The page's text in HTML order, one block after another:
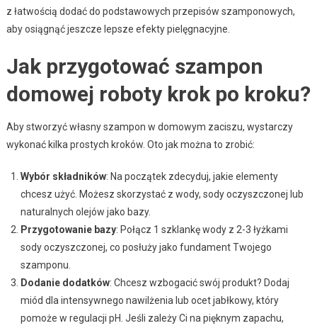
z łatwością dodać do podstawowych przepisów szamponowych,
aby osiągnąć jeszcze lepsze efekty pielęgnacyjne.
Jak przygotować szampon
domowej roboty krok po kroku?
Aby stworzyć własny szampon w domowym zaciszu, wystarczy
wykonać kilka prostych kroków. Oto jak można to zrobić:
Wybór składników: Na początek zdecyduj, jakie elementy
chcesz użyć. Możesz skorzystać z wody, sody oczyszczonej lub
naturalnych olejów jako bazy.
Przygotowanie bazy: Połącz 1 szklankę wody z 2-3 łyżkami
sody oczyszczonej, co posłuży jako fundament Twojego
szamponu.
Dodanie dodatków: Chcesz wzbogacić swój produkt? Dodaj
miód dla intensywnego nawilżenia lub ocet jabłkowy, który
pomoże w regulacji pH. Jeśli zależy Ci na pięknym zapachu,